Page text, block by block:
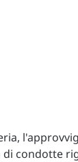
condotte